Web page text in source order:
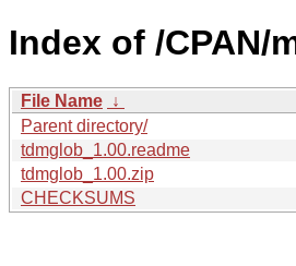
Index of /CPAN/
File Name ↓
Parent directory/
tdmglob_1.00.readme
tdmglob_1.00.zip
CHECKSUMS